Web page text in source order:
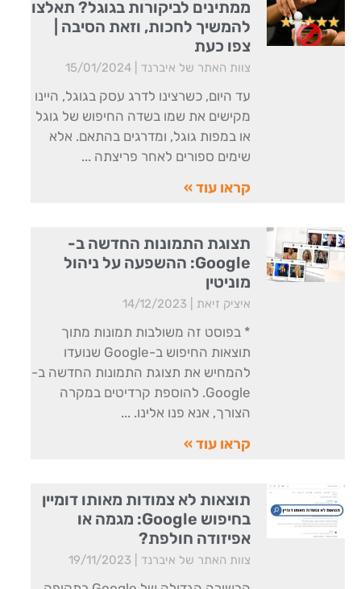
ממתינים לביקורות בגוגל? תאלצו
להמשיך לחכות, וזאת הסיבה |
צפו כעת
צוות האתר של איברנד 15/01/2024
עד היום, כשרצינו לדרג עסק בגוגל, היינו
מקישים את שמו בשדה החיפוש של גוגל
או במפות גוגל, ומדרגים בהתאם. אלא
שימים ספורים לאחר פריצתה
קראו עוד »
תצוגת התמונות החדשה ב-
Google: ההשפעה על ניהול
מוניטין
איציק זיאת
* בפוסט זה משולבות תמונות מתוך
תוצאות החיפוש ב-Google שנועדו
להמחיש את תצוגת התמונות החדשה ב-
Google. להוספת קרדיטים במקרה
הצורך, אנא פנו אלינו.
קראו עוד »
תוצאות לא צמודות מאותו דומיין
בחיפוש Google: מגמה או
אפיזודה חולפת?
צוות האתר של איברנד